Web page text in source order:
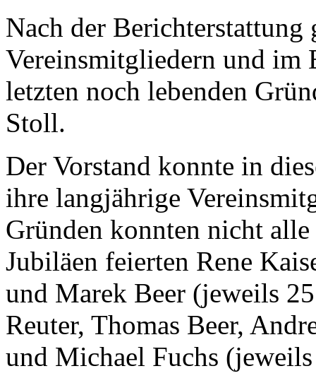
Nach der Berichterstattung
Vereinsmitgliedern und im
letzten noch lebenden
Stoll.
Der Vorstand konnte in
ihre langjährige
Gründen konnten nicht
Jubiläen feierten Rene
und Marek Beer (jeweils
Reuter, Thomas Beer,
und Michael Fuchs